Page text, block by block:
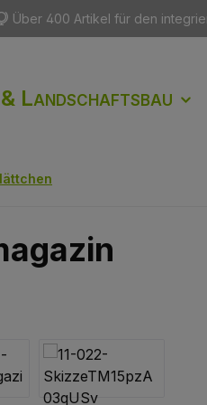
Über 400 Artikel für den
Landschaftsbau